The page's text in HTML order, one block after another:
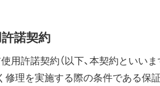
諾契約
用許諾契約（以下、本契約といいま
理を実施する際の条件である保